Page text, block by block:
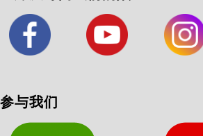
参与我们